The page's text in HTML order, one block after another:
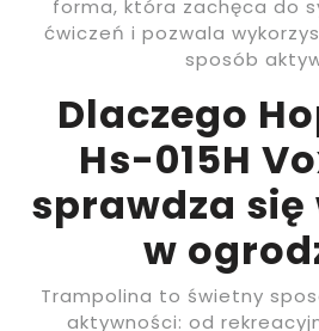
forma, która zachęca do
ćwiczeń i pozwala
sposób
Dlaczego
Hs-015H
sprawdza się
w
Trampolina to świetny
aktywności: od